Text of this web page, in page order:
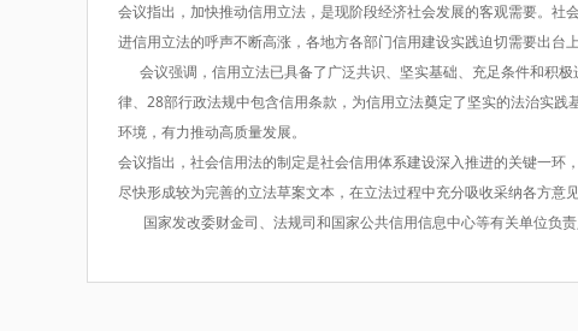
会议指出，加快推动信用立法，是现阶段经济社会发展的客观需要。社
进信用立法的呼声不断高涨，各地方各部门信用建设实践迫切需要出台
会议强调，信用立法已具备了广泛共识、坚实基础、充足条件和积
律、28部行政法规中包含信用条款，为信用立法奠定了坚实的法治实
环境，有力推动高质量发展。
会议指出，社会信用法的制定是社会信用体系建设深入推进的关键一环
尽快形成较为完善的立法草案文本，在立法过程中充分吸收采纳各方意
国家发改委财金司、法规司和国家公共信用信息中心等有关单位负责